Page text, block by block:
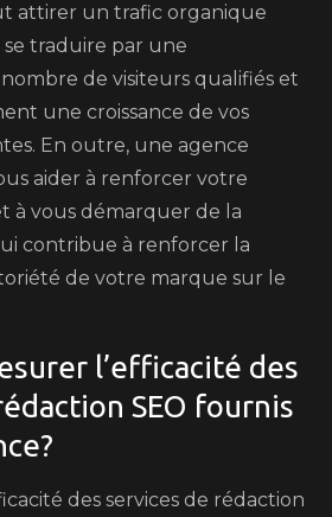
attirer un trafic organique
traduire par une
de visiteurs qualifiés et
une croissance de vos
En outre, une agence
aider à renforcer votre
à vous démarquer de la
contribue à renforcer la
de votre marque sur le
l’efficacité des
SEO fournis
des services de rédaction